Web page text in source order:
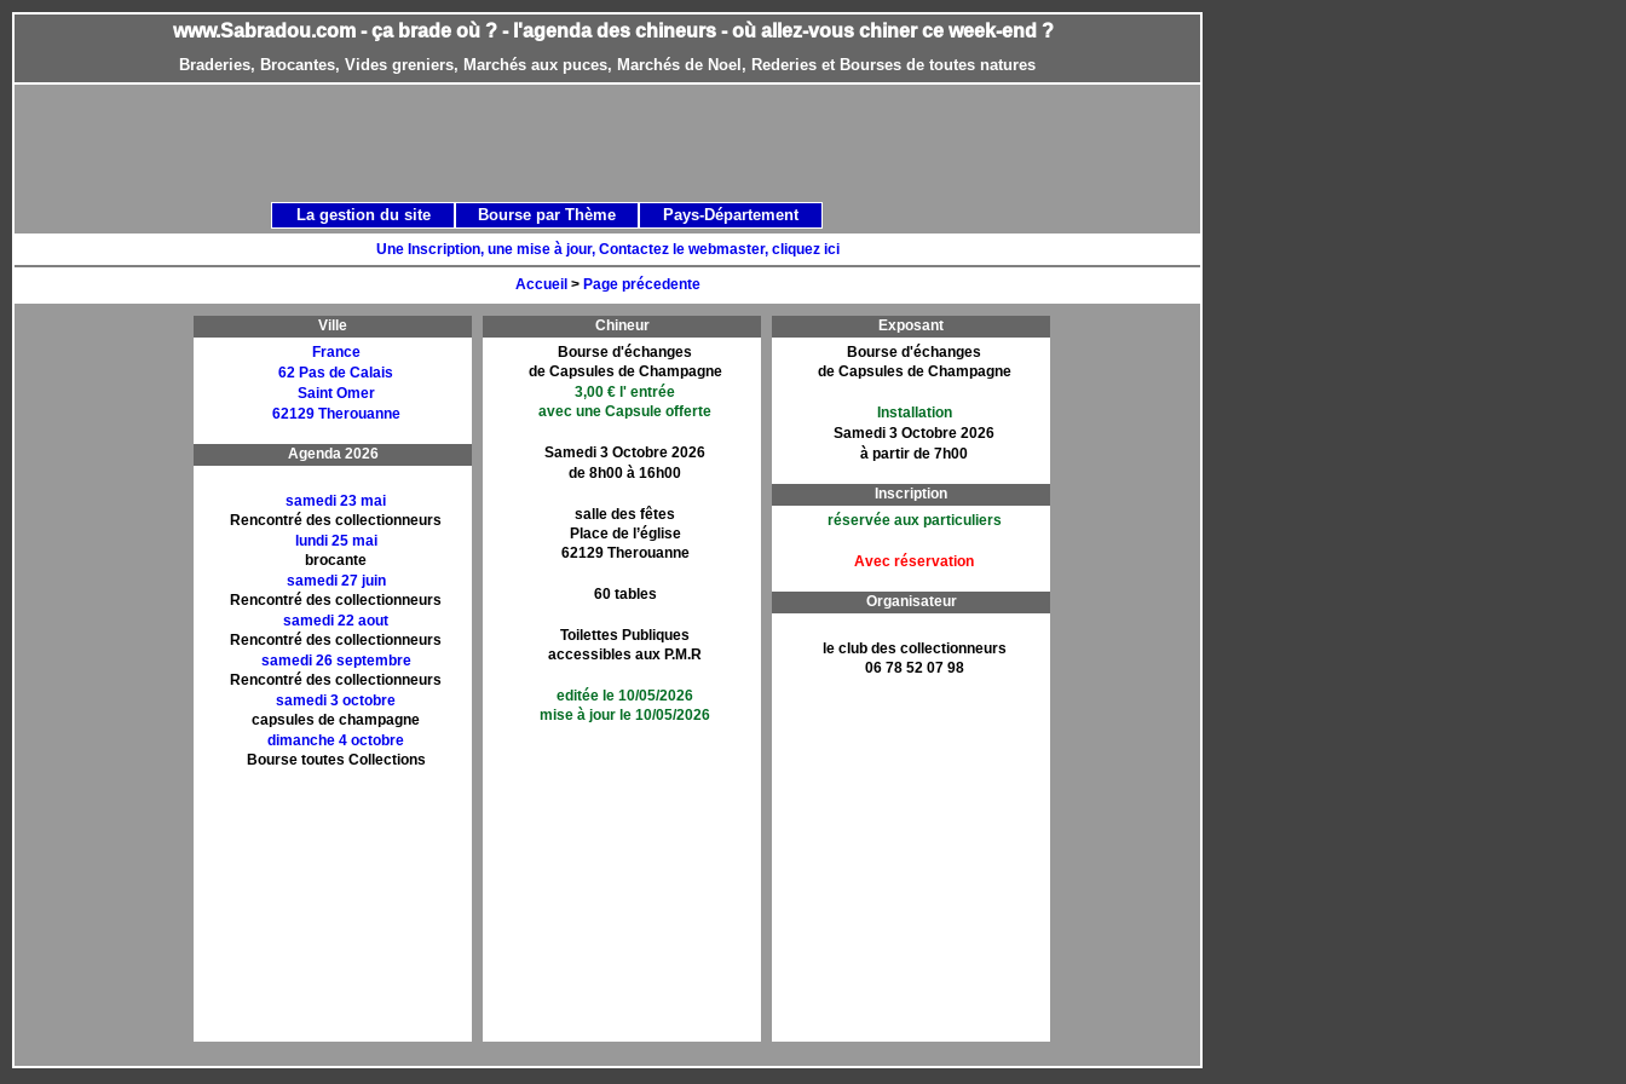
www.Sabradou.com - ça brade où ? - l'agenda des chineurs - où allez-vous chiner ce week-end ?
Braderies, Brocantes, Vides greniers, Marchés aux puces, Marchés de Noel, Rederies et Bourses de toutes natures
Une Inscription, une mise à jour, Contactez le webmaster, cliquez ici
Accueil > Page précedente
Ville
France
62 Pas de Calais
Saint Omer
62129 Therouanne
Agenda 2026
samedi 23 mai
Rencontré des collectionneurs
lundi 25 mai
brocante
samedi 27 juin
Rencontré des collectionneurs
samedi 22 aout
Rencontré des collectionneurs
samedi 26 septembre
Rencontré des collectionneurs
samedi 3 octobre
capsules de champagne
dimanche 4 octobre
Bourse toutes Collections
Chineur
Bourse d'échanges
de Capsules de Champagne
3,00 € l' entrée
avec une Capsule offerte
Samedi 3 Octobre 2026
de 8h00 à 16h00
salle des fêtes
Place de l’église
62129 Therouanne
60 tables
Toilettes Publiques
accessibles aux P.M.R
editée le 10/05/2026
mise à jour le 10/05/2026
Exposant
Bourse d'échanges
de Capsules de Champagne
Installation
Samedi 3 Octobre 2026
à partir de 7h00
Inscription
réservée aux particuliers
Avec réservation
Organisateur
le club des collectionneurs
06 78 52 07 98
La gestion du site Bourse par Thème Pays-Département